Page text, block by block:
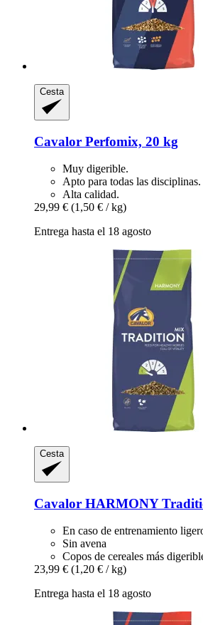
Cesta
Cavalor Perfomix, 20 kg
Muy digerible.
Apto para todas las disciplinas.
Alta calidad.
29,99 € (1,50 € / kg)
Entrega hasta el 18 agosto
Cesta
Cavalor HARMONY
En caso de entrenamiento
Sin avena
Copos de cereales más
23,99 € (1,20 € / kg)
Entrega hasta el 18 agosto